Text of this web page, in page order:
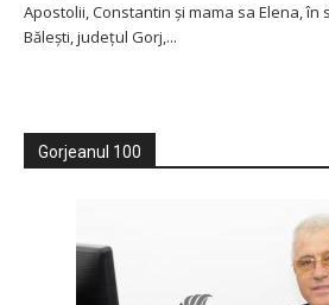
Apostolii, Constantin și mama sa Elena, în
Bălești, județul Gorj,...
Gorjeanul 100